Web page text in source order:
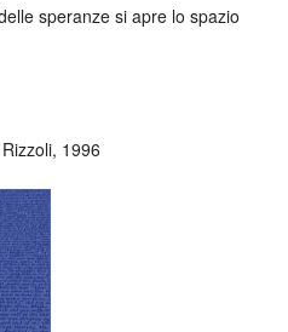
speranze si apre lo spazio
1996